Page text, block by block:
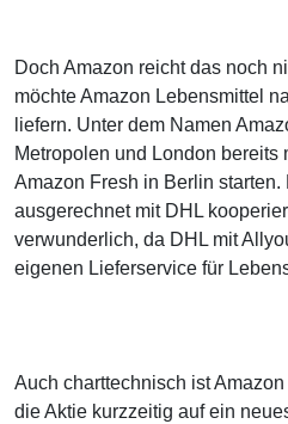
Doch Amazon reicht das noch
möchte Amazon Lebensmittel
liefern. Unter dem Namen
Metropolen und London bereits
Amazon Fresh in Berlin
ausgerechnet mit DHL
verwunderlich, da DHL mit
eigenen Lieferservice für
Auch charttechnisch ist
die Aktie kurzzeitig auf ein